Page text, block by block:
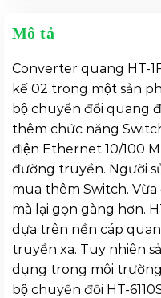
Mô tả
Converter quang HT-
kế 02 trong một sản
bộ chuyển đổi quang
thêm chức năng
điện Ethernet 10/100
đường truyền. Người
mua thêm Switch.
mà lại gọn gàng hơn.
dựa trên nền cáp
truyền xa. Tuy nhiên
dụng trong môi
bộ chuyển đổi HT-